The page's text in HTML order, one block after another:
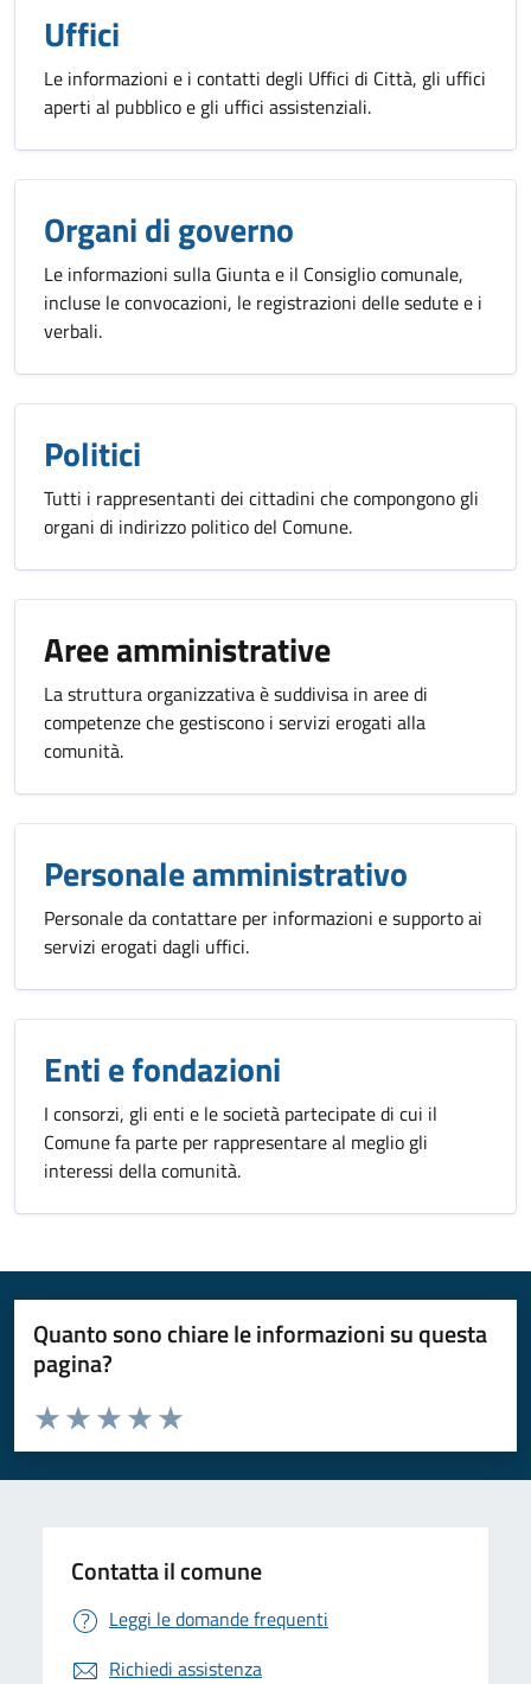
Uffici
Le informazioni e i contatti degli Uffici di Città, gli uffici
aperti al pubblico e gli uffici assistenziali.
Organi di governo
Le informazioni sulla Giunta e il Consiglio comunale,
incluse le convocazioni, le registrazioni delle sedute e i
verbali.
Politici
Tutti i rappresentanti dei cittadini che compongono gli
organi di indirizzo politico del Comune.
Aree amministrative
La struttura organizzativa è suddivisa in aree di
competenze che gestiscono i servizi erogati alla
comunità.
Personale amministrativo
Personale da contattare per informazioni e supporto ai
servizi erogati dagli uffici.
Enti e fondazioni
I consorzi, gli enti e le società partecipate di cui il
Comune fa parte per rappresentare al meglio gli
interessi della comunità.
Quanto sono chiare le informazioni su questa
pagina?
Valuta da 1 a 5 stelle la pagina
Valuta 5 stelle su 5
Valuta 4 stelle su 5
Valuta 3 stelle su 5
Valuta 2 stelle su 5
Valuta 1 stelle su 5
Contatta il comune
Leggi le domande frequenti
Richiedi assistenza